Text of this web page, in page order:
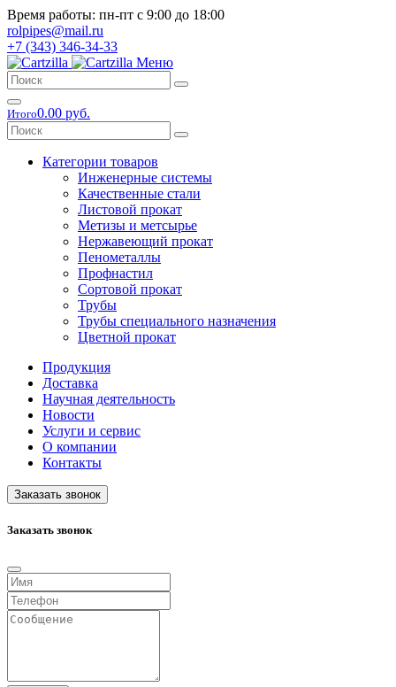
Время работы: пн-пт с 9:00 до 18:00
rolpipes@mail.ru
+7 (343) 346-34-33
Меню
Итого0.00 руб.
Категории товаров
Инженерные системы
Качественные стали
Листовой прокат
Метизы и метсырье
Нержавеющий прокат
Пенометаллы
Профнастил
Сортовой прокат
Трубы
Трубы специального назначения
Цветной прокат
Продукция
Доставка
Научная деятельность
Новости
Услуги и сервис
О компании
Контакты
Заказать звонок
Заказать звонок